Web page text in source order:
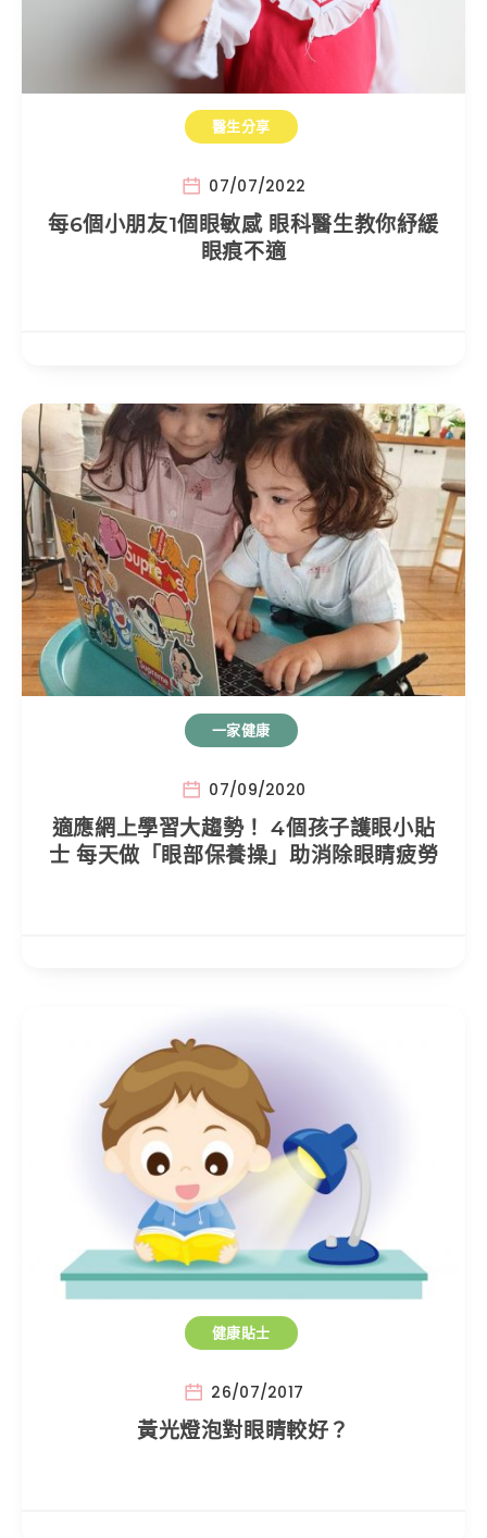
醫生分享
07/07/2022
每6個小朋友1個眼敏感 眼科醫生教你紓緩
眼痕不適
一家健康
07/09/2020
適應網上學習大趨勢！ 4個孩子護眼小貼
士 每天做「眼部保養操」助消除眼睛疲勞
健康貼士
26/07/2017
黃光燈泡對眼睛較好？